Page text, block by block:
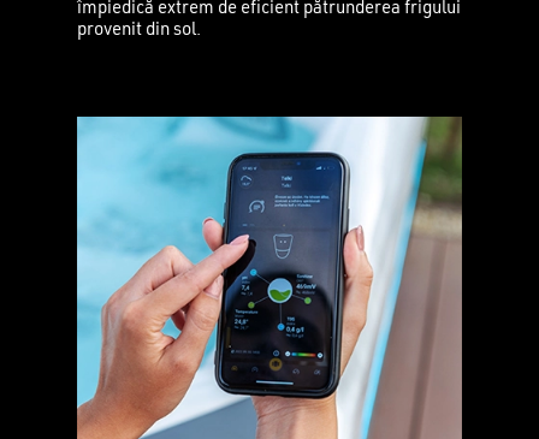
împiedică extrem de eficient pătrunderea frigului
provenit din sol.